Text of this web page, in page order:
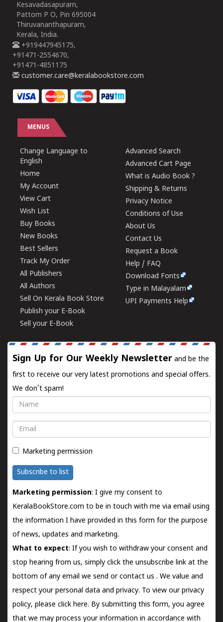
Kesavadasapuram,
Pattom P O, Pin 695004
Thiruvananthapuram,
Kerala, India.
+919447945175,
+91471-2554670,
+91471-4851175
customer.care@keralabookstore.com
MENUS
Change Language to
English
Home
My Account
View Cart
Wish List
Buy Books
New Books
Best Sellers
Track My Order
All Publishers
All Authors
Sell On Kerala Book Store
Publish your E-Book
Sell your E-Book
Advanced Search
Advanced Cart Page
What is Audio Book ?
Shipping & Returns
Privacy Notice
Conditions of Use
About Us
Contact Us
Request a Book
Help / FAQ
Download Fonts
Type in Malayalam
UPI Payments Help
Sign Up for Our Weekly Newsletter and be the
first to receive our very latest promotions and special offers.
We don't spam!
Name
Email
Marketing permission
Subscribe to list
Marketing permission: I give my consent to
KeralaBookStore.com to be in touch with me via email using
the information I have provided in this form for the purpose
of news, updates and marketing.
What to expect: If you wish to withdraw your consent and
stop hearing from us, simply click the unsubscribe link at the
bottom of any email we send orcontact us . We value and
respect your personal data and privacy. To view our privacy
policy, please click here. By submitting this form, you agree
that we may process your information in accordance with